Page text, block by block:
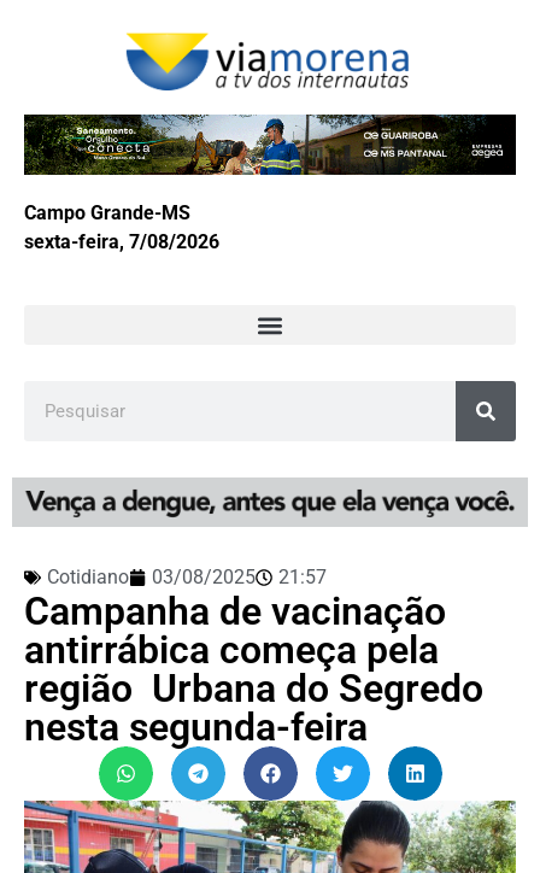
Campo Grande-MS
sexta-feira, 7/08/2026
Cotidiano 03/08/2025 21:57
Campanha de vacinação
antirrábica começa pela
região Urbana do Segredo
nesta segunda-feira